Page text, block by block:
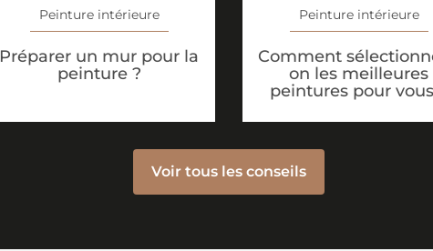
Peinture intérieure
Préparer un mur pour la
peinture ?
Peinture intérieure
Comment
on les meilleures
peintures pour
Voir tous les conseils